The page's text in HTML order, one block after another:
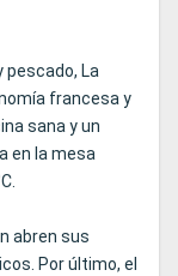
pescado, La
francesa y
sana y un
en la mesa
abren sus
Por último, el